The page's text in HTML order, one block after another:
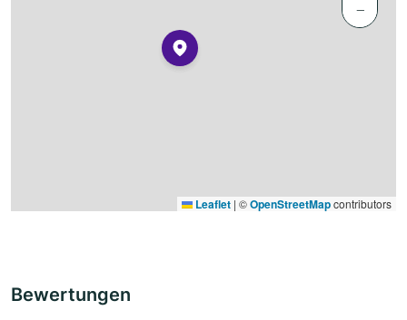
−
Leaflet | ©OpenStreetMapcontributors
Bewertungen